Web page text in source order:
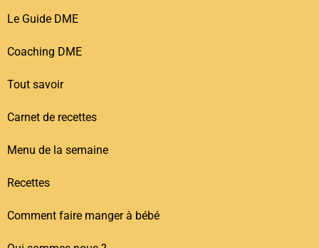
Le Guide DME
Coaching DME
Tout savoir
Carnet de recettes
Menu de la semaine
Recettes
Comment faire manger à bébé